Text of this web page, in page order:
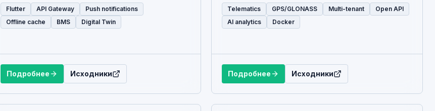
Flutter API Gateway
Push notifications
Offline cache
BMS Digital Twin
Подробнее Исходники
Telematics GPS/GLONASS Multi-tenant
Open API
AI analytics
Docker
Подробнее Исходники